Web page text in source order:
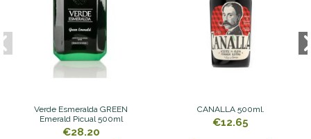
Verde Esmeralda GREEN
Emerald Picual 500ml
€28.20
CANALLA 500ml.
€12.65